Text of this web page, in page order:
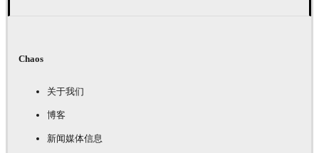
Chaos
关于我们
博客
新闻媒体信息